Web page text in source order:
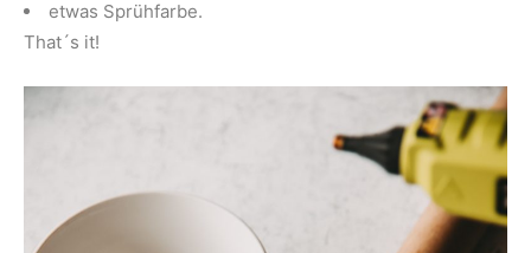
etwas Sprühfarbe.
That´s it!